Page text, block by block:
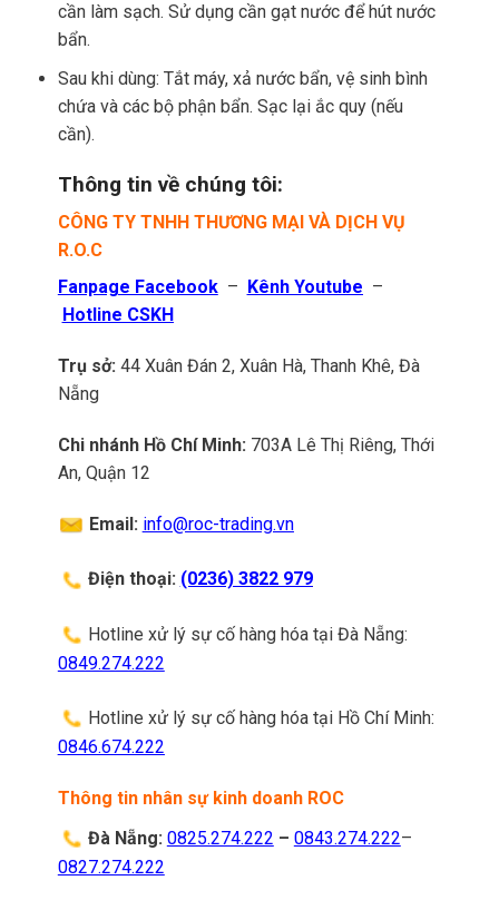
cần làm sạch. Sử dụng cần gạt nước để hút nước
bẩn.
Sau khi dùng: Tắt máy, xả nước bẩn, vệ sinh bình
chứa và các bộ phận bẩn. Sạc lại ắc quy (nếu
cần).
Thông tin về chúng tôi:
CÔNG TY TNHH THƯƠNG MẠI VÀ DỊCH VỤ
R.O.C
Fanpage Facebook – Kênh Youtube –
Hotline CSKH
Trụ sở: 44 Xuân Đán 2, Xuân Hà, Thanh Khê, Đà
Nẵng
Chi nhánh Hồ Chí Minh: 703A Lê Thị Riêng, Thới
An, Quận 12
Email: info@roc-trading.vn
Điện thoại: (0236) 3822 979
Hotline xử lý sự cố hàng hóa tại Đà Nẵng:
0849.274.222
Hotline xử lý sự cố hàng hóa tại Hồ Chí Minh:
0846.674.222
Thông tin nhân sự kinh doanh ROC
Đà Nẵng: 0825.274.222 – 0843.274.222–
0827.274.222